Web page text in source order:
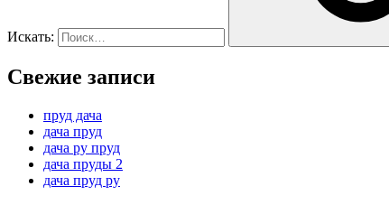
Искать:
Свежие записи
пруд дача
дача пруд
дача ру пруд
дача пруды 2
дача пруд ру